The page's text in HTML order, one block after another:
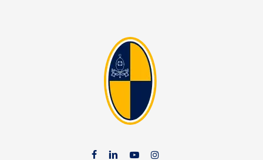
facebook
linkedin
youtube